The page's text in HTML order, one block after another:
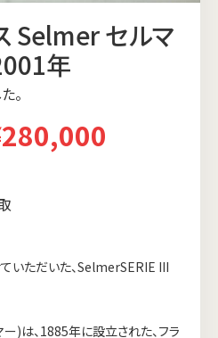
Selmer セルマ
年
。
いただいた、SelmerSERIE III
)は、1885年に設立された、フラ